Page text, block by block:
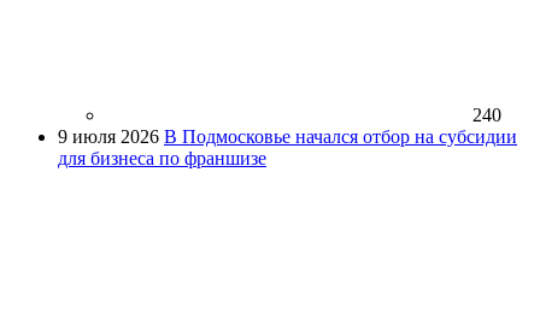
240
9 июля 2026 В Подмосковье начался отбор на субсидии
для бизнеса по франшизе